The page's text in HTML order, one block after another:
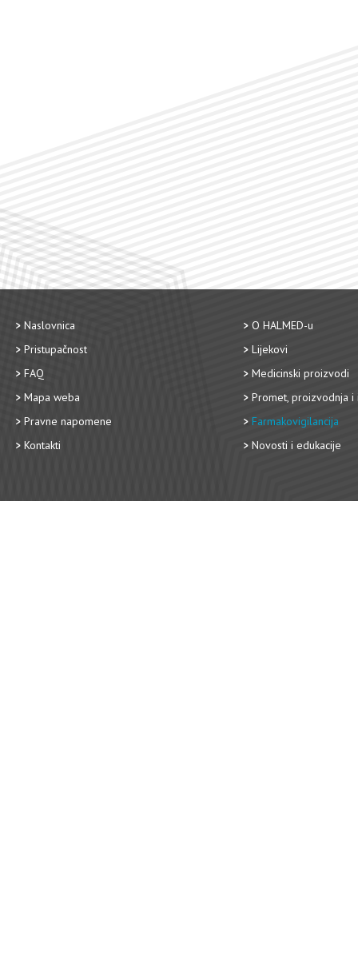
Naslovnica
Pristupačnost
FAQ
Mapa weba
Pravne napomene
Kontakti
O HALMED-u
Lijekovi
Medicinski proizvodi
Promet, proizvodnja i
Farmakovigilancija
Novosti i edukacije